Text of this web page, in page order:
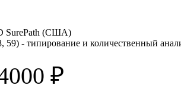
SurePath (США)
- типирование и количественный
₽